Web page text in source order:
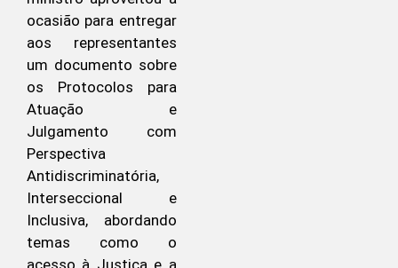
ocasião para entregar
aos representantes
um documento sobre
os Protocolos para
Atuação e
Julgamento com
Perspectiva
Antidiscriminatória,
Interseccional e
Inclusiva, abordando
temas como o
acesso à Justiça e a